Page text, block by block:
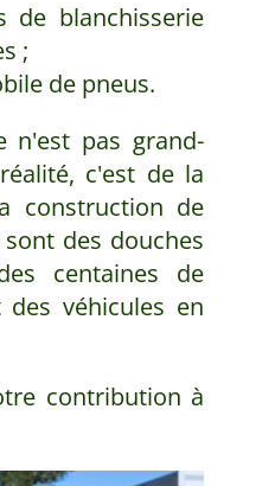
de blanchisserie
;
de pneus.
n'est pas grand-
c'est de la
construction de
des douches
centaines de
véhicules en
contribution à